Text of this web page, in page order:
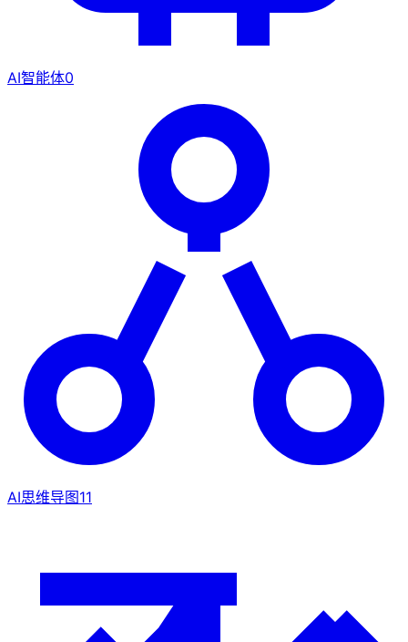
AI智能体0
AI思维导图11